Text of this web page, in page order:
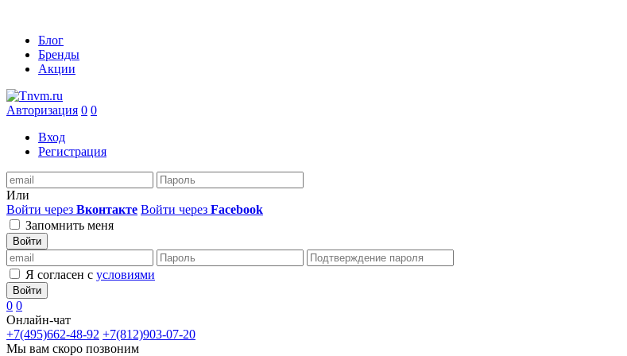
Блог
Бренды
Акции
Авторизация 0 0
Вход
Регистрация
Или
Войти через Вконтакте Войти через Facebook
Запомнить меня
Войти
Я согласен с условиями
Войти
0 0
Онлайн-чат
+7(495)662-48-92 +7(812)903-07-20
Мы вам скоро позвоним